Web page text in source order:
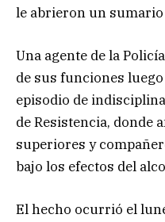
le abrieron un
Una agente de la
de sus funciones
episodio de
de Resistencia, donde
superiores y
bajo los efectos del
El hecho ocurrió el